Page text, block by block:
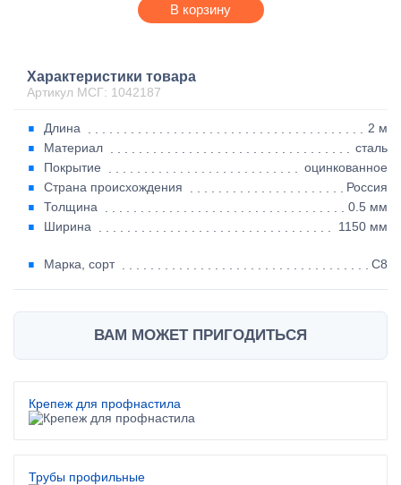
В корзину
Характеристики товара
Артикул МСГ: 1042187
Длина
2 м
Материал
сталь
Покрытие
оцинкованное
Страна происхождения
Россия
Толщина
0.5 мм
Ширина
1150 мм
Марка, сорт С8
ВАМ МОЖЕТ ПРИГОДИТЬСЯ
Крепеж для профнастила
Трубы профильные